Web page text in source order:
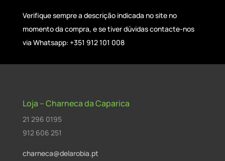
Verifique sempre a descrição indicada no site no
momento da compra, e se tiver dúvidas contacte-nos
via Whatsapp: +351 912 101 008
Loja – Charneca da Caparica
21 296 0195
912 606 251
charneca@delarobia.pt